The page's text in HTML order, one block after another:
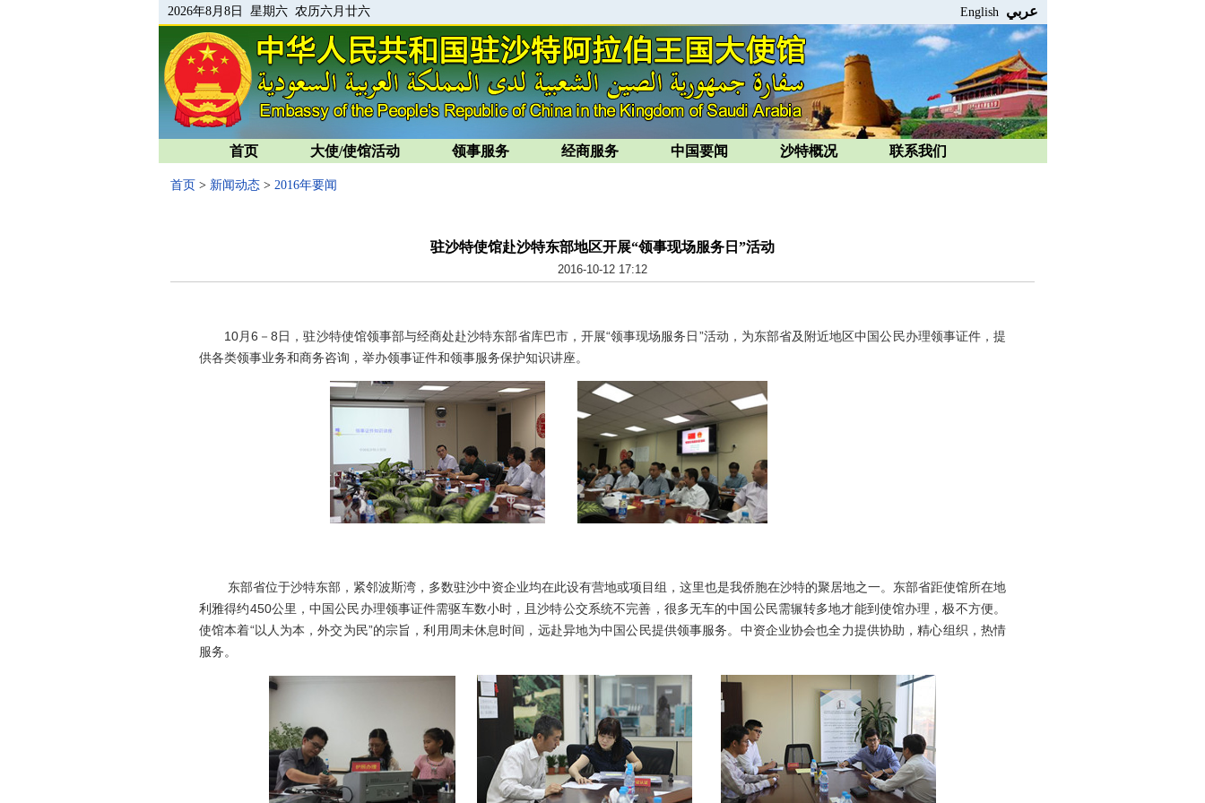
2026年8月8日 星期六 农历六月廿六 English عربي
首页 大使/使馆活动 领事服务 经商服务 中国要闻 沙特概况 联系我们
首页 > 新闻动态 > 2016年要闻
驻沙特使馆赴沙特东部地区开展“领事现场服务日”活动
2016-10-12 17:12
10月6 －8日，驻沙特使馆领事部与经商处赴沙特东部省库巴市，开展“领事现场服务日”活动，为东部省及附近地区中国公民办理领事证件，提
供各类领事业务和商务咨询，举办领事证件和领事服务保护知识讲座。
东部省位于沙特东部，紧邻波斯湾，多数驻沙中资企业均在此设有营地或项目组，这里也是我侨胞在沙特的聚居地之一。东部省距使馆所在地
利雅得约450公里，中国公民办理领事证件需驱车数小时，且沙特公交系统不完善，很多无车的中国公民需辗转多地才能到使馆办理，极不方便。
使馆本着“以人为本，外交为民”的宗旨，利用周未休息时间，远赴异地为中国公民提供领事服务。中资企业协会也全力提供协助，精心组织，热情
服务。